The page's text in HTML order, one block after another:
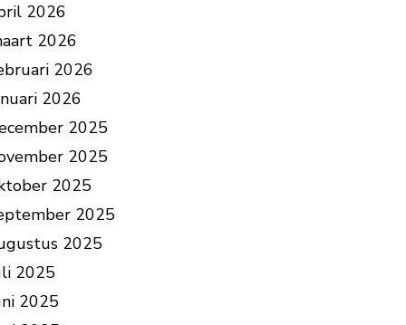
2026
2026
2026
2026
2025
2025
2025
2025
2025
2025
2025